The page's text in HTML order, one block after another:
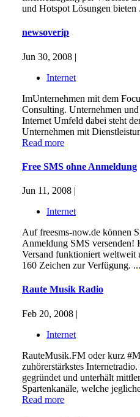
und Hotspot Lösungen bieten
newsoverip
Jun 30, 2008 |
Internet
ImUnternehmen mit dem
Consulting. Unternehmen
Internet Umfeld dabei steht
Unternehmen mit
Read more
Free SMS ohne Anmeldung
Jun 11, 2008 |
Internet
Auf freesms-now.de können
Anmeldung SMS
Versand funktioniert weltweit
160 Zeichen zur Verfügung. ...
Raute Musik Radio
Feb 20, 2008 |
Internet
RauteMusik.FM oder kurz
zuhörerstärkstes
gegründet und unterhält
Spartenkanäle, welche
Read more